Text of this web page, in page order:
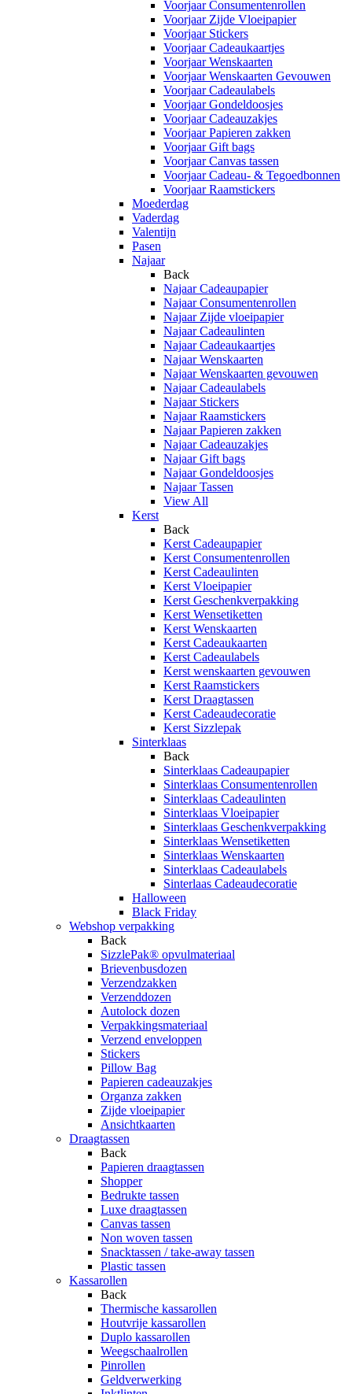
Voorjaar Consumentenrollen
Voorjaar Zijde Vloeipapier
Voorjaar Stickers
Voorjaar Cadeaukaartjes
Voorjaar Wenskaarten
Voorjaar Wenskaarten Gevouwen
Voorjaar Cadeaulabels
Voorjaar Gondeldoosjes
Voorjaar Cadeauzakjes
Voorjaar Papieren zakken
Voorjaar Gift bags
Voorjaar Canvas tassen
Voorjaar Cadeau- & Tegoedbonnen
Voorjaar Raamstickers
Moederdag
Vaderdag
Valentijn
Pasen
Najaar
Back
Najaar Cadeaupapier
Najaar Consumentenrollen
Najaar Zijde vloeipapier
Najaar Cadeaulinten
Najaar Cadeaukaartjes
Najaar Wenskaarten
Najaar Wenskaarten gevouwen
Najaar Cadeaulabels
Najaar Stickers
Najaar Raamstickers
Najaar Papieren zakken
Najaar Cadeauzakjes
Najaar Gift bags
Najaar Gondeldoosjes
Najaar Tassen
View All
Kerst
Back
Kerst Cadeaupapier
Kerst Consumentenrollen
Kerst Cadeaulinten
Kerst Vloeipapier
Kerst Geschenkverpakking
Kerst Wensetiketten
Kerst Wenskaarten
Kerst Cadeaukaarten
Kerst Cadeaulabels
Kerst wenskaarten gevouwen
Kerst Raamstickers
Kerst Draagtassen
Kerst Cadeaudecoratie
Kerst Sizzlepak
Sinterklaas
Back
Sinterklaas Cadeaupapier
Sinterklaas Consumentenrollen
Sinterklaas Cadeaulinten
Sinterklaas Vloeipapier
Sinterklaas Geschenkverpakking
Sinterklaas Wensetiketten
Sinterklaas Wenskaarten
Sinterklaas Cadeaulabels
Sinterlaas Cadeaudecoratie
Halloween
Black Friday
Webshop verpakking
Back
SizzlePak® opvulmateriaal
Brievenbusdozen
Verzendzakken
Verzenddozen
Autolock dozen
Verpakkingsmateriaal
Verzend enveloppen
Stickers
Pillow Bag
Papieren cadeauzakjes
Organza zakken
Zijde vloeipapier
Ansichtkaarten
Draagtassen
Back
Papieren draagtassen
Shopper
Bedrukte tassen
Luxe draagtassen
Canvas tassen
Non woven tassen
Snacktassen / take-away tassen
Plastic tassen
Kassarollen
Back
Thermische kassarollen
Houtvrije kassarollen
Duplo kassarollen
Weegschaalrollen
Pinrollen
Geldverwerking